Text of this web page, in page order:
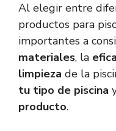
Al elegir entre
productos para
importantes a
materiales, la
limpieza de la
tu tipo de piscina
producto.